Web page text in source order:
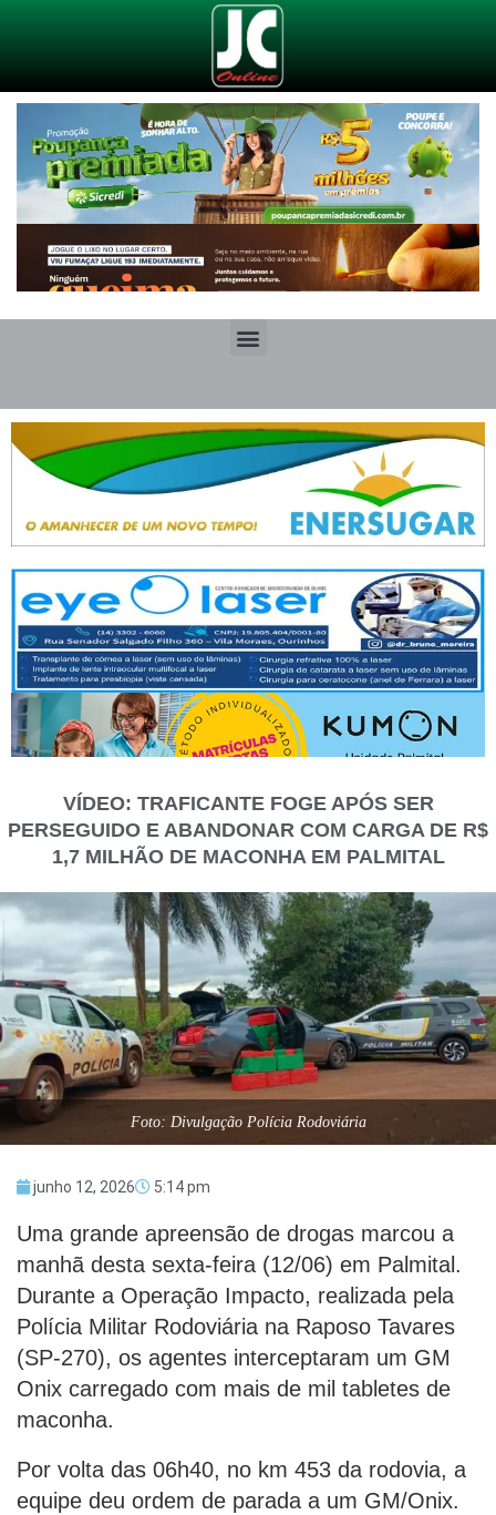
VÍDEO: TRAFICANTE FOGE APÓS SER
PERSEGUIDO E ABANDONAR COM CARGA DE R$
1,7 MILHÃO DE MACONHA EM PALMITAL
Foto: Divulgação Polícia Rodoviária
junho 12, 2026 5:14 pm
Uma grande apreensão de drogas marcou a
manhã desta sexta-feira (12/06) em Palmital.
Durante a Operação Impacto, realizada pela
Polícia Militar Rodoviária na Raposo Tavares
(SP-270), os agentes interceptaram um GM
Onix carregado com mais de mil tabletes de
maconha.
Por volta das 06h40, no km 453 da rodovia, a
equipe deu ordem de parada a um GM/Onix.